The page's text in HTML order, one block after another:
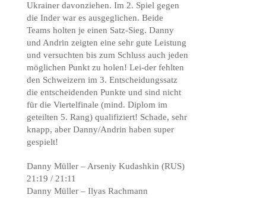
Ukrainer davonziehen. Im 2. Spiel gegen
die Inder war es ausgeglichen. Beide
Teams holten je einen Satz-Sieg. Danny
und Andrin zeigten eine sehr gute Leistung
und versuchten bis zum Schluss auch jeden
möglichen Punkt zu holen! Lei-der fehlten
den Schweizern im 3. Entscheidungssatz
die entscheidenden Punkte und sind nicht
für die Viertelfinale (mind. Diplom im
geteilten 5. Rang) qualifiziert! Schade, sehr
knapp, aber Danny/Andrin haben super
gespielt!
Danny Müller – Arseniy Kudashkin (RUS)
21:19 / 21:11
Danny Müller – Ilyas Rachmann